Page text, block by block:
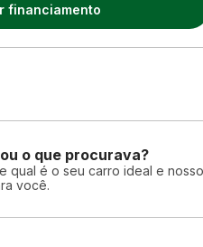
financiamento
o que procurava?
qual é o seu carro ideal e
você.